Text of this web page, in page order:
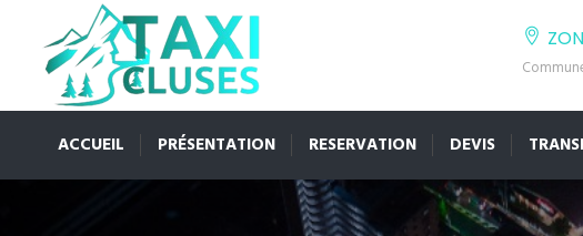
ACCUEIL PRÉSENTATION RESERVATION DEVIS